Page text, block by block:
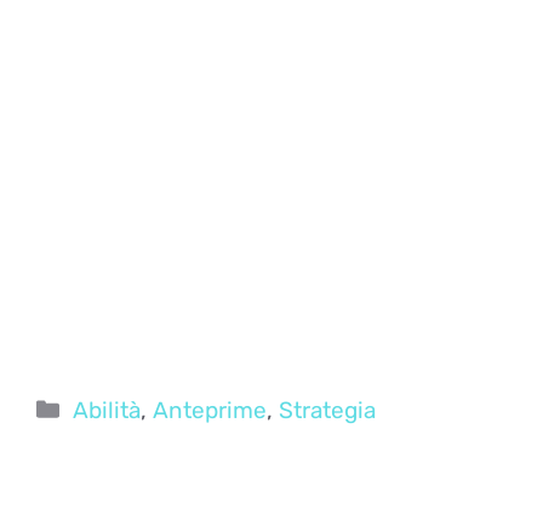
Categorie
Abilità,Anteprime, Strategia